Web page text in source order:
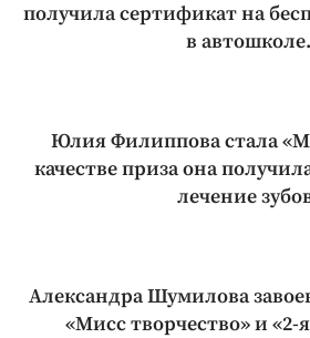
получила сертификат на
в автошколе.
Юлия Филиппова стала
качестве приза она
лечение
Александра Шумилова
«Мисс творчество» и «2-